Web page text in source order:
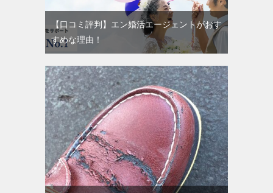
【口コミ評判】エン婚活エージェントがおす
すめな理由！